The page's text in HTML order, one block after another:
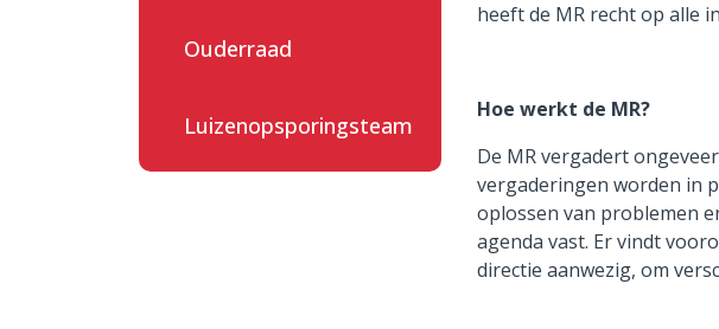
Ouderraad
Luizenopsporingsteam
heeft de MR recht op alle
Hoe werkt de MR?
De MR vergadert
vergaderingen worden in
oplossen van problemen
agenda vast. Er vindt
directie aanwezig, om